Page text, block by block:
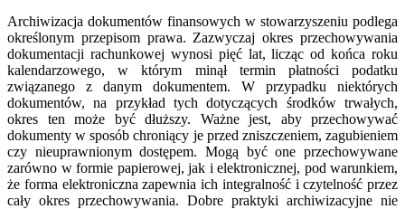
Archiwizacja dokumentów finansowych w stowarzyszeniu podlega
określonym przepisom prawa. Zazwyczaj okres przechowywania
dokumentacji rachunkowej wynosi pięć lat, licząc od końca roku
kalendarzowego, w którym minął termin płatności podatku
związanego z danym dokumentem. W przypadku niektórych
dokumentów, na przykład tych dotyczących środków trwałych,
okres ten może być dłuższy. Ważne jest, aby przechowywać
dokumenty w sposób chroniący je przed zniszczeniem, zagubieniem
czy nieuprawnionym dostępem. Mogą być one przechowywane
zarówno w formie papierowej, jak i elektronicznej, pod warunkiem,
że forma elektroniczna zapewnia ich integralność i czytelność przez
cały okres przechowywania. Dobre praktyki archiwizacyjne nie